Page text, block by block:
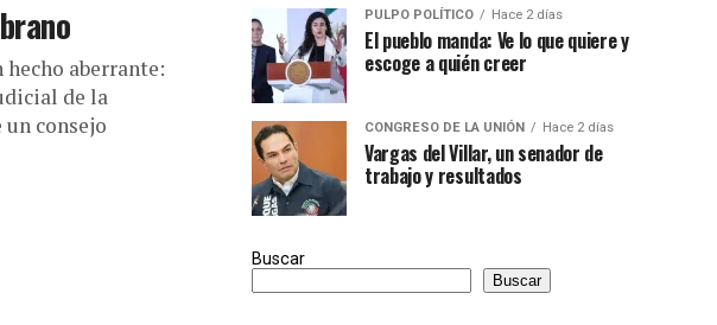
aberrante:
de la
consejo
PULPO POLÍTICO Hace 2 días
El pueblo manda: Ve lo que quiere y
escoge a quién creer
CONGRESO DE LA UNIÓN Hace 2 días
Vargas del Villar, un senador de
trabajo y resultados
Buscar
Buscar